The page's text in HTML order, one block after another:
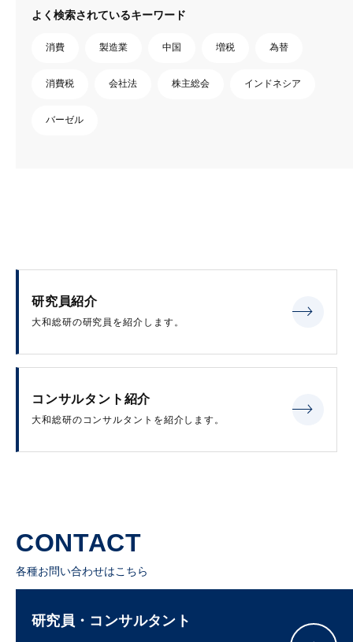
よく検索されているキーワード
消費 製造業 中国 増税 為替
消費税 会社法 株主総会 インドネシア
バーゼル
研究員紹介
大和総研の研究員を紹介します。
コンサルタント紹介
大和総研のコンサルタントを紹介します。
CONTACT
各種お問い合わせはこちら
研究員・コンサルタント